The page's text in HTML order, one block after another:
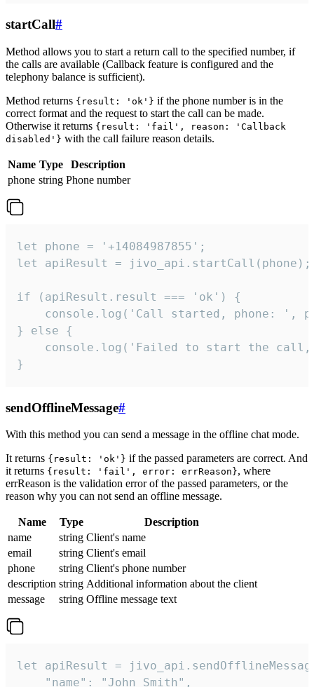
startCall#
Method allows you to start a return call to the specified number, if
the calls are available (Callback feature is configured and the
telephony balance is sufficient).
Method returns {result: 'ok'} if the phone number is in the
correct format and the request to start the call can be made.
Otherwise it returns {result: 'fail', reason: 'Callback
disabled'} with the call failure reason details.
Name Type
Description
phone string Phone number
let phone = '+14084987855';
let apiResult = jivo_api.startCall(phone);
if (apiResult.result === 'ok') {
console.log('Call started, phone: ',
} else {
console.log('Failed to start the
}
sendOfflineMessage#
With this method you can send a message in the offline chat mode.
It returns {result: 'ok'} if the passed parameters are correct. And
it returns {result: 'fail', error: errReason}, where
errReason is the validation error of the passed parameters, or the
reason why you can not send an offline message.
Name Type
Description
name
string Client's name
email
string Client's email
phone
string Client's phone number
description string Additional information about the client
message
string Offline message text
let apiResult =
    "name": "John Smith",